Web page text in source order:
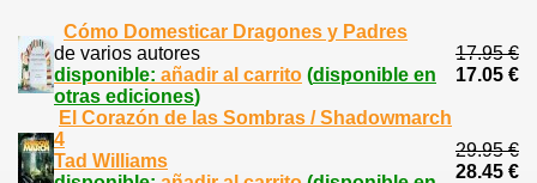
Cómo Domesticar Dragones y Padres
de varios autores
disponible: añadir al carrito (disponible en
otras ediciones)
17.95 €
17.05 €
El Corazón de las Sombras / Shadowmarch
4
Tad Williams
29.95 €
28.45 €